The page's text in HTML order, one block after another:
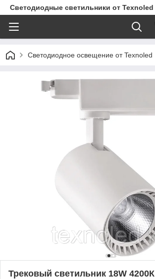
Светодиодные светильники от Texnoled
Светодиодное освещение от Texnoled
Трековый светильник 18W 4200К